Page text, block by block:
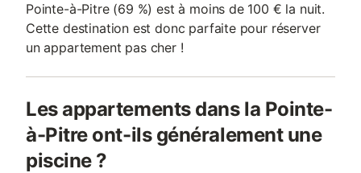
Pointe-à-Pitre (69 %) est à moins de 100 € la nuit.
Cette destination est donc parfaite pour réserver
un appartement pas cher !
Les appartements dans la Pointe-
à-Pitre ont-ils généralement une
piscine ?